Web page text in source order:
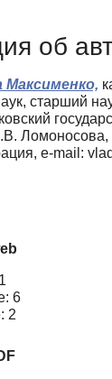
об
старший
Ломоносова,
e-mail:
6
2